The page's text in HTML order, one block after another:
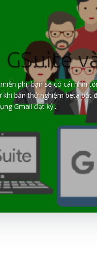
GSuite
phí, bạn sẽ có cái nhìn
bản thử nghiệm beta bắt
Gmail đạt kỷ...